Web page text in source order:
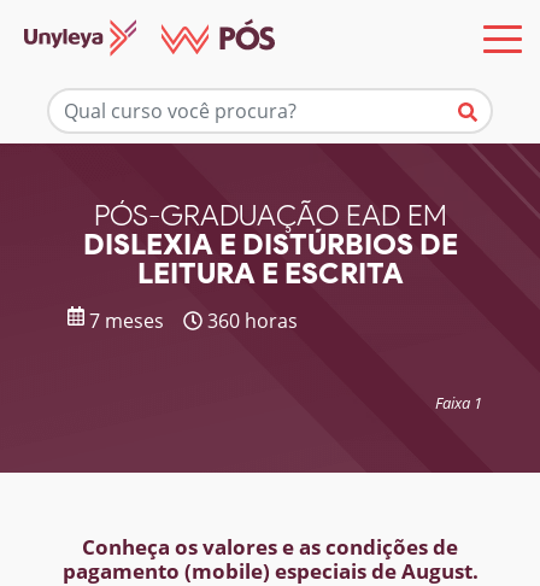
PÓS-GRADUAÇÃO EAD EM
DISLEXIA E DISTÚRBIOS DE
LEITURA E ESCRITA
7 meses 360 horas
Faixa 1
Conheça os valores e as condições de
pagamento (mobile) especiais de August.
Mais informações